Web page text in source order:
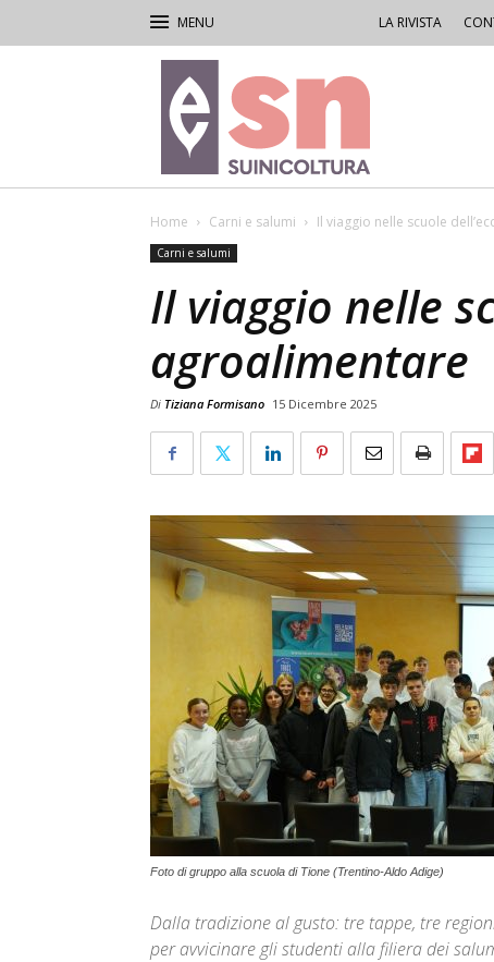
LA RIVISTA
Rivista
di
Suinicoltura
Home Carni e salumi Il viaggio nelle scuole
Carni e salumi
Il viaggio nelle
agroalimentare
Di Tiziana Formisano 15 Dicembre 2025
Foto di gruppo alla scuola di Tione (Trentino-Aldo Adige)
Dalla tradizione al gusto: tre tappe, tre
per avvicinare gli studenti alla filiera dei